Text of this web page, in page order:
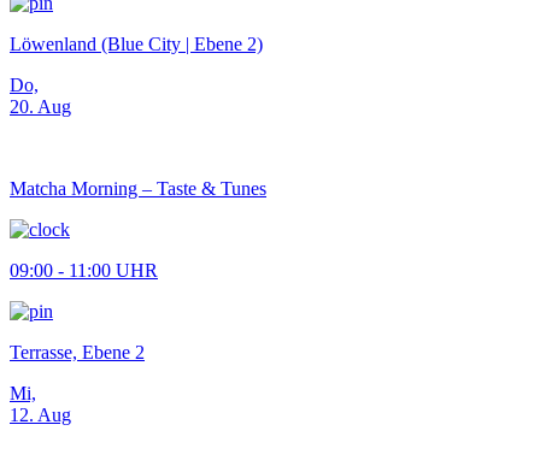
Löwenland (Blue City | Ebene 2)
Do,
20. Aug
Matcha Morning – Taste & Tunes
09:00 - 11:00 UHR
Terrasse, Ebene 2
Mi,
12. Aug